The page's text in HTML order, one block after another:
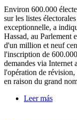
Environ 600.000
sur les listes
exceptionnelle, a
Hassad, au Parlement
d'un million et neuf
l'inscription de
demandes via Internet
l'opération de révision,
en raison du grand
Leer más